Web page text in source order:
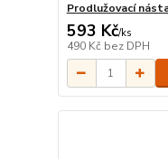
Prodlužovací
593 Kč/ks
490 Kč bez DPH